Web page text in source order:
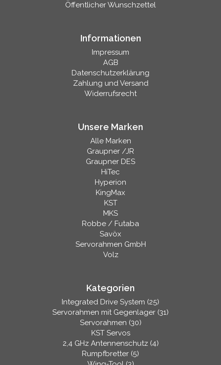
Öffentlicher Wunschzettel
Informationen
Impressum
AGB
Datenschutzerklärung
Zahlung und Versand
Widerrufsrecht
Unsere Marken
Alle Marken
Graupner /JR
Graupner DES
HiTec
Hyperion
KingMax
KST
MKS
Robbe / Futaba
Savöx
Servorahmen GmbH
Volz
Kategorien
Integrated Drive System (25)
Servorahmen mit Gegenlager (31)
Servorahmen (30)
KST Servos
2,4 GHz Antennenschutz (4)
Rumpfbretter (5)